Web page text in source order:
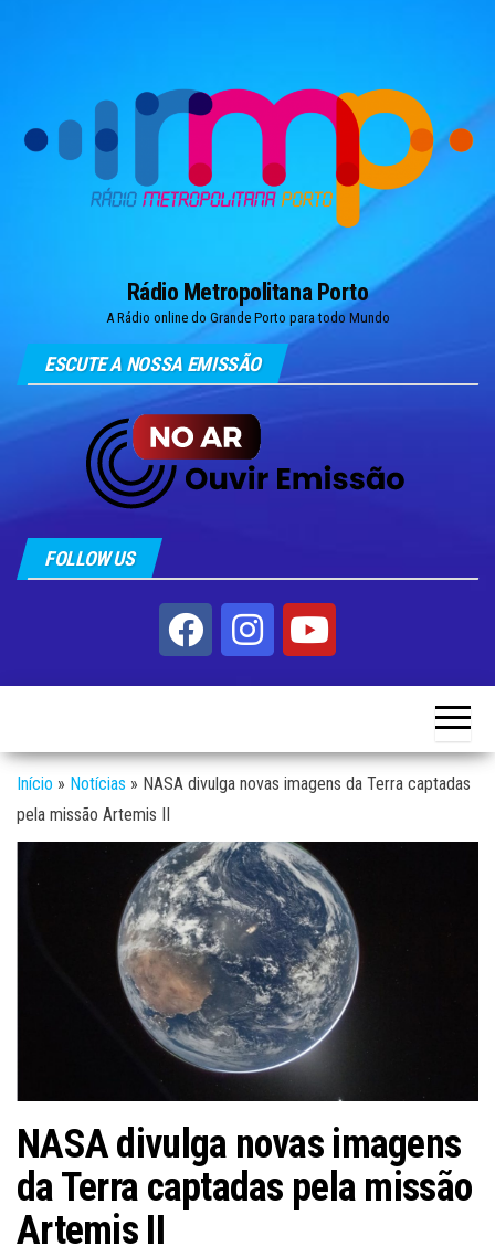
Rádio Metropolitana Porto
A Rádio online do Grande Porto para todo Mundo
ESCUTE A NOSSA EMISSÃO
FOLLOW US
Início » Notícias » NASA divulga novas imagens da Terra captadas
pela missão Artemis II
NASA divulga novas imagens
da Terra captadas pela missão
Artemis II